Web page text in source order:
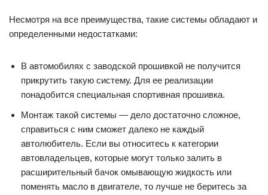
Несмотря на все преимущества, такие системы обладают и
определенными недостатками:
В автомобилях с заводской прошивкой не получится
прикрутить такую систему. Для ее реализации
понадобится специальная спортивная прошивка.
Монтаж такой системы — дело достаточно сложное,
справиться с ним сможет далеко не каждый
автолюбитель. Если вы относитесь к категории
автовладельцев, которые могут только залить в
расширительный бачок омывающую жидкость или
поменять масло в двигателе, то лучше не беритесь за